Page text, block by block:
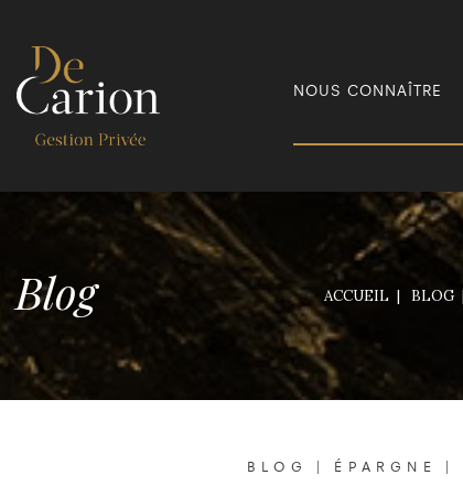
NOUS CONNAÎTRE
Blog ACCUEIL BLOG
BLOG ÉPARGNE